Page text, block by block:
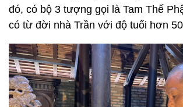
đó, có bộ 3 tượng gọi là Tam Thế
có từ đời nhà Trần với độ tuổi hơn